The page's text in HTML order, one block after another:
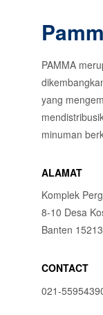
PAMMA
yang
minuman
ALAMAT
Komplek
8-10 Desa
Banten 15213
CONTACT
021-